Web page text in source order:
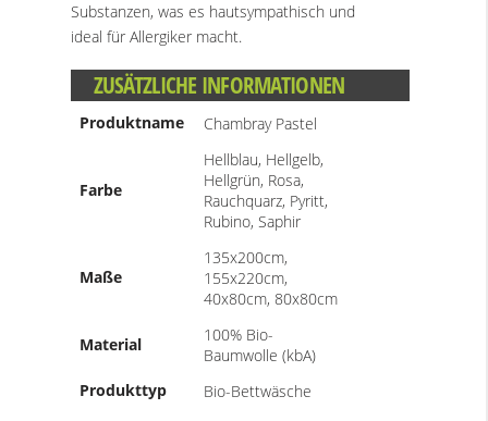
Substanzen, was es hautsympathisch und
ideal für Allergiker macht.
ZUSÄTZLICHE INFORMATIONEN
Produktname Chambray Pastel
Farbe
Hellblau, Hellgelb,
Hellgrün, Rosa,
Rauchquarz, Pyritt,
Rubino, Saphir
Maße
135x200cm,
155x220cm,
40x80cm, 80x80cm
Material
100% Bio-
Baumwolle (kbA)
Produkttyp
Bio-Bettwäsche